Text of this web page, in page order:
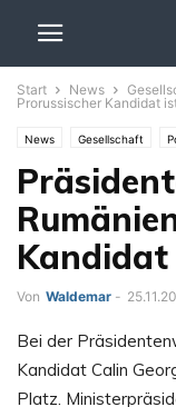
Start News
Prorussischer Kandidat
News Gesellschaft
Von Waldemar -
Bei der
Kandidat Calin
Platz.